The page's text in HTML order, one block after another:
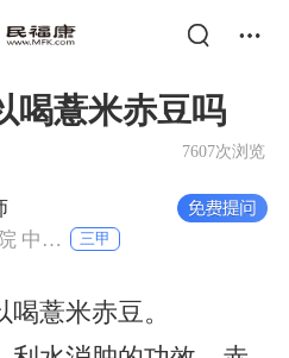
喝薏米赤豆吗
7607次浏览
四川大学华西医院 中西医结合科
三甲
喝薏米赤豆。